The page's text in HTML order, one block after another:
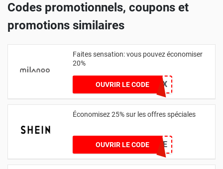
Codes promotionnels, coupons et
promotions similaires
Faites sensation: vous pouvez économiser
20%
OUVRIR LE CODE
RACHEL20X
Économisez 25% sur les offres spéciales
OUVRIR LE CODE
25KBCAMILLE